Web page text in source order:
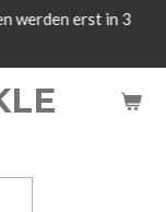
werden erst in 3